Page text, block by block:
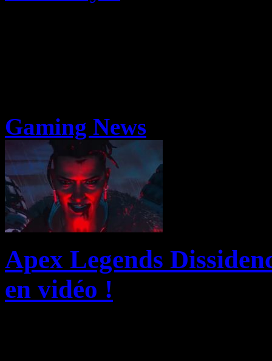
Gaming News
Apex Legends
en vidéo !